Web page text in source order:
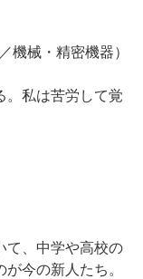
機械・精密機器）
。私は苦労して覚
て、中学や高校の
今の新人たち。